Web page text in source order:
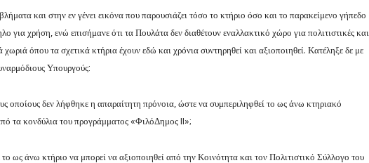
και στην εν γένει εικόνα που παρουσιάζει τόσο το κτήριο όσο και το παρακείμενο γήπεδο
για χρήση, ενώ επισήμανε ότι τα Πουλάτα δεν διαθέτουν εναλλακτικό χώρο για πολιτιστικές και
χωριά όπου τα σχετικά κτήρια έχουν εδώ και χρόνια συντηρηθεί και αξιοποιηθεί. Κατέληξε δε με
Υπουργούς:
οποίους δεν λήφθηκε η απαραίτητη πρόνοια, ώστε να συμπεριληφθεί το ως άνω κτηριακό
τα κονδύλια του προγράμματος «ΦιλόΔημος II»;
ως άνω κτήριο να μπορεί να αξιοποιηθεί από την Κοινότητα και τον Πολιτιστικό Σύλλογο του